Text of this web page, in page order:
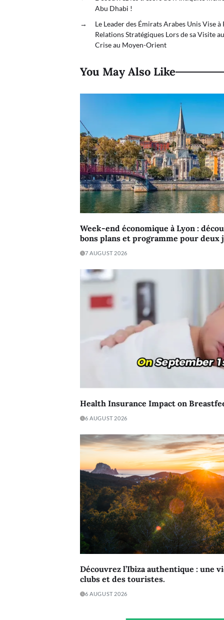
Abu Dhabi !
→
Le Leader des Émirats Arabes Unis Vise
Relations Stratégiques Lors de sa Visite
Crise au Moyen-Orient
You May Also Like
Week-end économique à Lyon :
bons plans et programme pour deux
7 AUGUST 2026
Health Insurance Impact on
6 AUGUST 2026
Découvrez l’Ibiza authentique : une
clubs et des touristes.
6 AUGUST 2026